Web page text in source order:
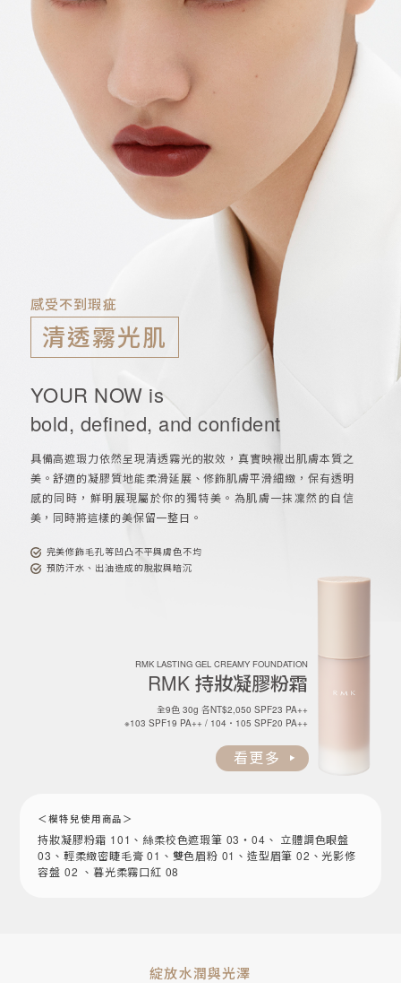
感受不到瑕疵
清透霧光肌
YOUR NOW is
bold, defined, and confident
具備高遮瑕力依然呈現清透霧光的妝效，真實映襯出肌膚本質之
美。舒適的凝膠質地能柔滑延展、修飾肌膚平滑細緻，保有透明
感的同時，鮮明展現屬於你的獨特美。為肌膚一抹凜然的自信
美，同時將這樣的美保留一整日。
完美修飾毛孔等凹凸不平與膚色不均
預防汗水、出油造成的脫妝與暗沉
RMK LASTING GEL CREAMY FOUNDATION
RMK 持妝凝膠粉霜
全9色 30g 各NT$2,050 SPF23 PA++
※103 SPF19 PA++ / 104・105 SPF20 PA++
看更多
＜模特兒使用商品＞
持妝凝膠粉霜 101、絲柔校色遮瑕筆 03・04、 立體調色眼盤
03、輕柔緻密睫毛膏 01、雙色眉粉 01、造型眉筆 02、光影修
容盤 02 、暮光柔霧口紅 08
綻放水潤與光澤